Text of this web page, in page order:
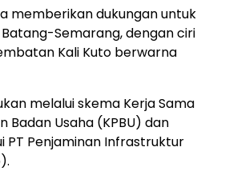
memberikan dukungan untuk
Semarang, dengan ciri
Kali Kuto berwarna
melalui skema Kerja Sama
Badan Usaha (KPBU) dan
PT Penjaminan Infrastruktur